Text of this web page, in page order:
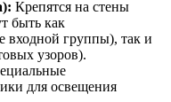
Крепятся на стены
быть как
группы), так и
узоров).
для освещения